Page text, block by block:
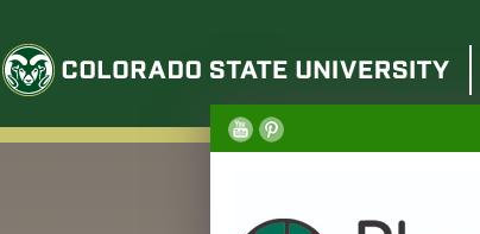
Colorado State University